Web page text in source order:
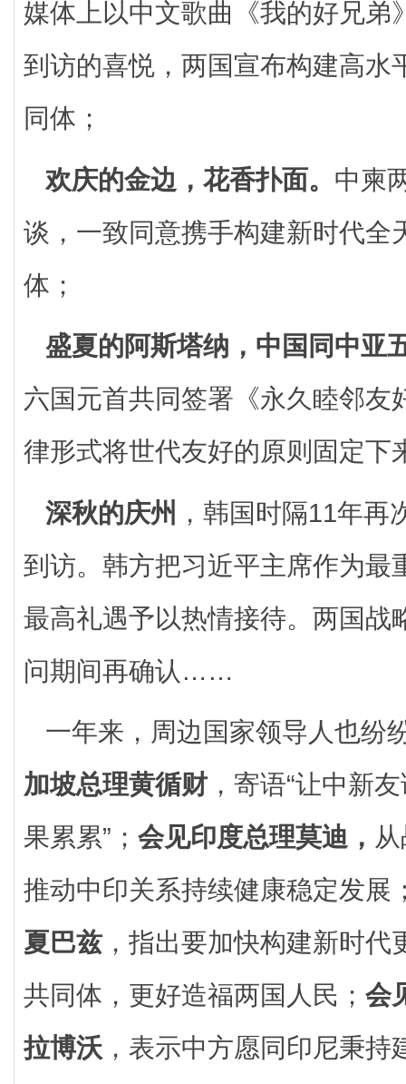
媒体上以中文歌曲《我的好兄弟
到访的喜悦，两国宣布构建高水
同体；
欢庆的金边，花香扑面。 中柬
谈，一致同意携手构建新时代全
体；
盛夏的阿斯塔纳，中国同中亚
六国元首共同签署《永久睦邻友
律形式将世代友好的原则固定下
深秋的庆州 ，韩国时隔11年
到访。韩方把习近平主席作为最
最高礼遇予以热情接待。两国战
问期间再确认……
一年来，周边国家领导人也纷
加坡总理黄循财 ，寄语“让中新
果累累”； 会见印度总理莫迪，
推动中印关系持续健康稳定发展
夏巴兹 ，指出要加快构建新时
共同体，更好造福两国人民； 会
拉博沃 ，表示中方愿同印尼秉